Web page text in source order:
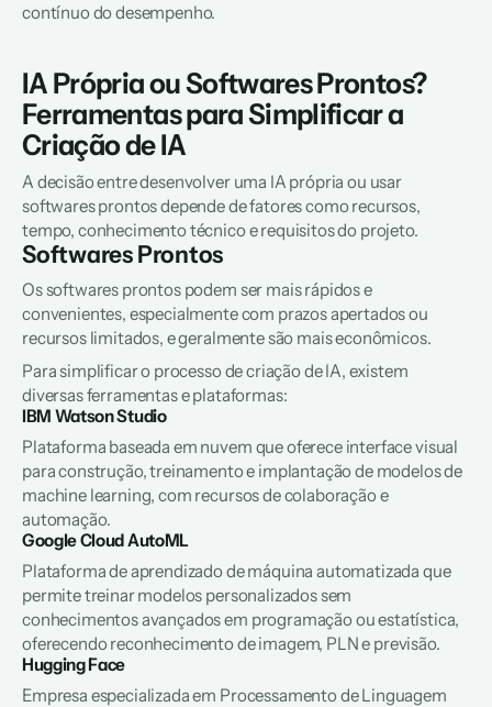
contínuo do desempenho.
IA Própria ou Softwares Prontos?
Ferramentas para Simplificar a
Criação de IA
A decisão entre desenvolver uma IA própria ou usar
softwares prontos depende de fatores como recursos,
tempo, conhecimento técnico e requisitos do projeto.
Softwares Prontos
Os softwares prontos podem ser mais rápidos e
convenientes, especialmente com prazos apertados ou
recursos limitados, e geralmente são mais econômicos.
Para simplificar o processo de criação de IA, existem
diversas ferramentas e plataformas:
IBM Watson Studio
Plataforma baseada em nuvem que oferece interface visual
machine learning, com recursos de colaboração e
automação.
Google Cloud AutoML
Plataforma de aprendizado de máquina automatizada que
permite treinar modelos personalizados sem
conhecimentos avançados em programação ou estatística,
oferecendo reconhecimento de imagem, PLN e previsão.
Hugging Face
Empresa especializada em Processamento de Linguagem